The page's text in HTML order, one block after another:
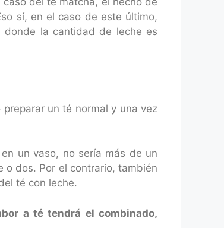
sí, en el caso de este último,
donde la cantidad de leche es
un té normal y una vez
un vaso, no sería más de un
o dos. Por el contrario, también
té con leche.
a té tendrá el combinado,